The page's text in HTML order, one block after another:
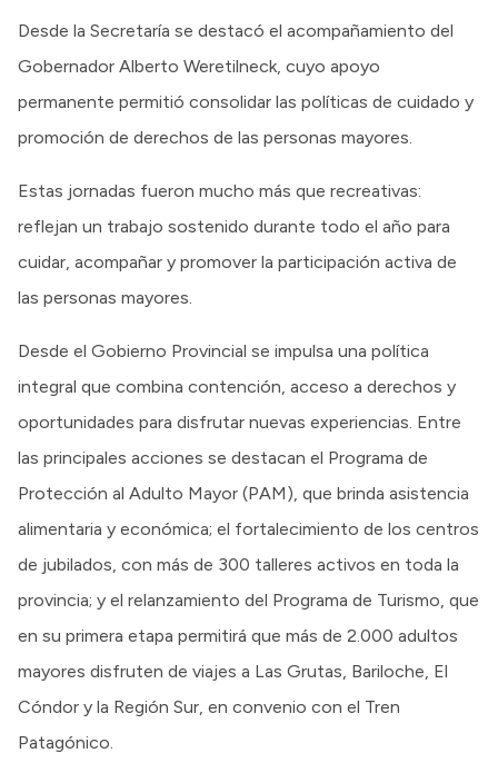
Desde la Secretaría se destacó el acompañamiento del
Gobernador Alberto Weretilneck, cuyo apoyo
permanente permitió consolidar las políticas de cuidado y
promoción de derechos de las personas mayores.
Estas jornadas fueron mucho más que recreativas:
reflejan un trabajo sostenido durante todo el año para
cuidar, acompañar y promover la participación activa de
las personas mayores.
Desde el Gobierno Provincial se impulsa una política
integral que combina contención, acceso a derechos y
oportunidades para disfrutar nuevas experiencias. Entre
las principales acciones se destacan el Programa de
Protección al Adulto Mayor (PAM), que brinda asistencia
alimentaria y económica; el fortalecimiento de los centros
de jubilados, con más de 300 talleres activos en toda la
provincia; y el relanzamiento del Programa de Turismo, que
en su primera etapa permitirá que más de 2.000 adultos
mayores disfruten de viajes a Las Grutas, Bariloche, El
Cóndor y la Región Sur, en convenio con el Tren
Patagónico.